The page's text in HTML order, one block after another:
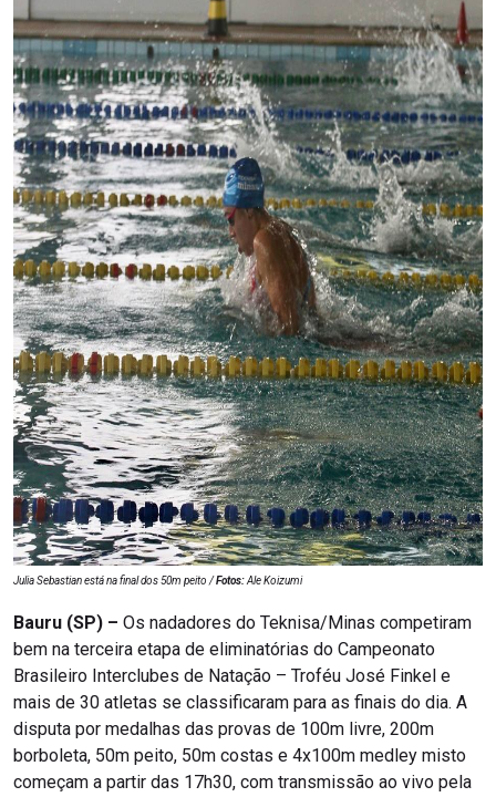
Julia Sebastian está na final dos 50m peito /Fotos:Ale Koizumi
Bauru (SP) – Os nadadores do Teknisa/Minas competiram
bem na terceira etapa de eliminatórias do Campeonato
Brasileiro Interclubes de Natação – Troféu José Finkel e
mais de 30 atletas se classificaram para as finais do dia. A
disputa por medalhas das provas de 100m livre, 200m
borboleta, 50m peito, 50m costas e 4x100m medley misto
começam a partir das 17h30, com transmissão ao vivo pela